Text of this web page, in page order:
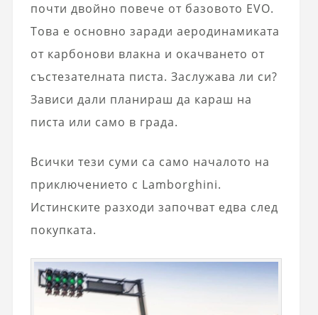
почти двойно повече от базовото EVO.
Това е основно заради аеродинамиката
от карбонови влакна и окачването от
състезателната писта. Заслужава ли си?
Зависи дали планираш да караш на
писта или само в града.
Всички тези суми са само началото на
приключението с Lamborghini.
Истинските разходи започват едва след
покупката.